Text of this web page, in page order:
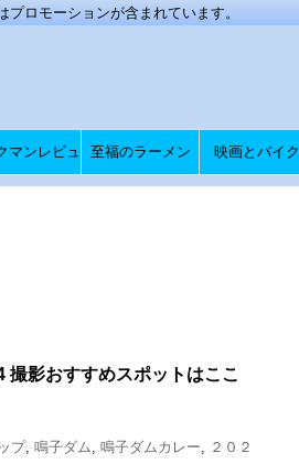
プロモーションが含まれています。
マンレビュ 至福のラーメン 映画とバイク
影おすすめスポットはここ
プ, 鳴子ダム, 鳴子ダムカレー, ２０２